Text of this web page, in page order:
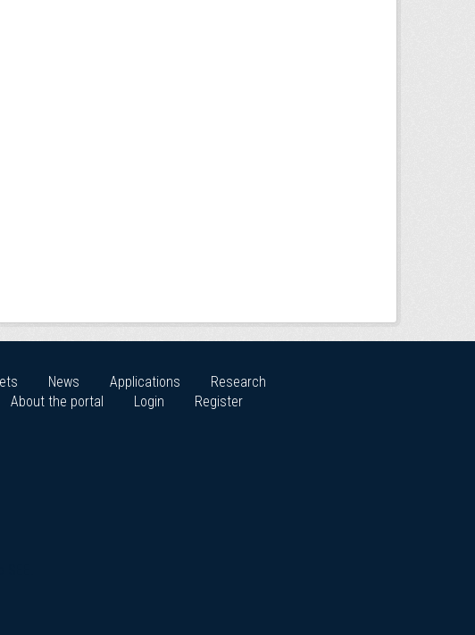
News Applications
Research
About the portal Login Register